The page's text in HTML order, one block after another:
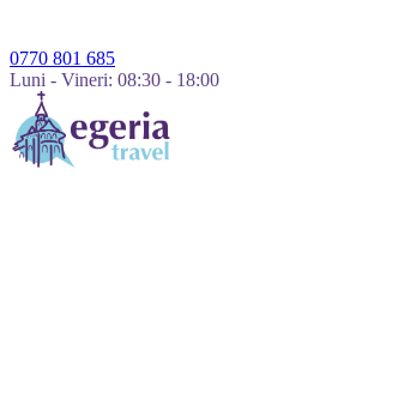
0770 801 685
Luni - Vineri: 08:30 - 18:00